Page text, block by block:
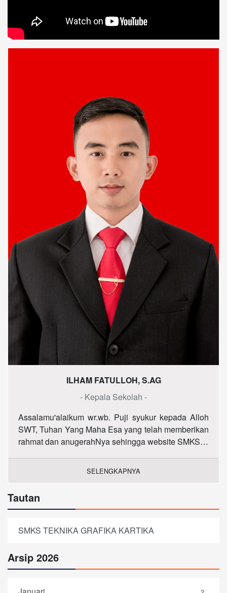
ILHAM FATULLOH, S.AG
- Kepala Sekolah -
Assalamu'alaikum wr.wb. Puji syukur kepada Alloh
SWT, Tuhan Yang Maha Esa yang telah memberikan
rahmat dan anugerahNya sehingga website SMKS…
SELENGKAPNYA
Tautan
SMKS TEKNIKA GRAFIKA KARTIKA
Arsip 2026